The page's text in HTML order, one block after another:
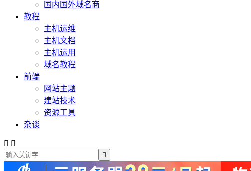
国内国外域名商
教程
主机运维
主机文档
主机运用
域名教程
前端
网站主题
建站技术
资源工具
杂谈
 
